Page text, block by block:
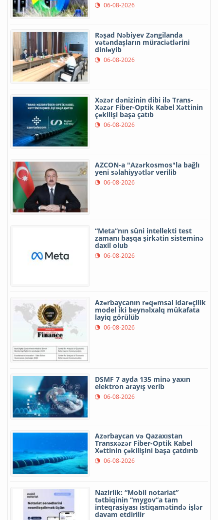
06-08-2026
Rəşad Nəbiyev Zəngilanda
vətəndaşların müraciətlərini
dinləyib
06-08-2026
Xəzər dənizinin dibi ilə Trans-
Xəzər Fiber-Optik Kabel Xəttinin
çəkilişi başa çatıb
06-08-2026
AZCON-a "Azərkosmos"la bağlı
yeni səlahiyyətlər verilib
06-08-2026
“Meta”nın süni intellekti test
zamanı başqa şirkətin sisteminə
daxil olub
06-08-2026
Azərbaycanın rəqəmsal idarəçilik
model iki beynəlxalq mükafata
layiq görülüb
06-08-2026
DSMF 7 ayda 135 minə yaxın
elektron arayış verib
06-08-2026
Azərbaycan və Qazaxıstan
Transxəzər Fiber-Optik Kabel
Xəttinin çəkilişini başa çatdırıb
06-08-2026
Nazirlik: “Mobil notariat”
tətbiqinin “mygov”a tam
inteqrasiyası istiqamətində işlər
davam etdirilir